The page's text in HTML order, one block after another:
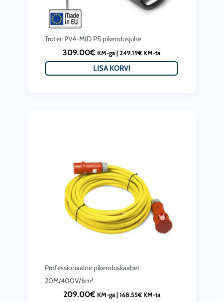
Trotec PV4-MID PS pikendusjuhe
309.00€ KM-ga | 249.19€ KM-ta
LISA KORVI
Professionaalne pikenduskaabel
20M/400V/6m²
209.00€ KM-ga | 168.55€KM-ta